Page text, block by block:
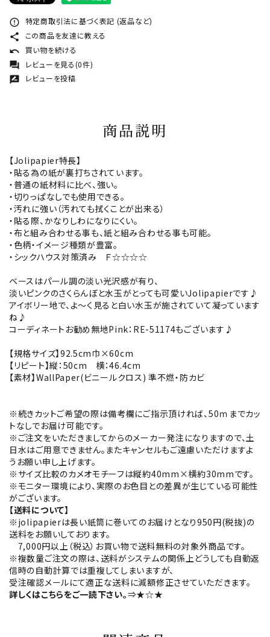
error_outline 特定商取引法に基づく表記 (返品など)
share この商品を友達に教える
undo 買い物を続ける
forum レビューを見る(0件)
rate_review レビューを投稿
商品説明
【Jolipapier特長】
・貼る為の紙が裏打ちされています。
・普通の紙材料に比べ、強い。
・切りっぱなしでも使用できる。
・汚れに強い（汚れても拭くことが出来る）
・貼る際、かなりしわになりにくい。
・布と組み合わせる事も、紙と組み合わせる事も可能。
・色柄・イメージ種類が豊富。
・シックハウス対策済み Ｆ☆☆☆☆
ベースはパール調の淡い光沢感が有り、
淡いピンクのさくらんぼと水玉がとっても可愛いJolipapierです♪
アイボリー地で、よ～く見ると白い水玉が施されていて凝っています
ね♪
コーディネートお勧め無地Pink：RE-51174もございます♪
【規格サイズ】92.5cm巾×60cm
【リピート】縦：50cm 横：46.4cm
【素材】WallPaper(ビニールクロス) 準不燃・防カビ
※続きカットご希望の際は備考欄にご指示頂ければ、50ｍまでカッ
トなしでお届け可能です。
※ご注文をいただきましてからのメーカー発注になりますので、土
日水はご用意できません。またキャンセルもご遠慮いただけますよ
うお願い申し上げます。
※サイズ比較のカメオモチーフは縦約40mm×横約30mmです。
※モニター環境により、実際のお色目との差異が生じている可能性
がございます。
【送料について】
※jolipapierは長い紙筒に巻いてのお届けとなり950円(税抜)の
送料をお願いしております。
7,000円以上（税込）お買い物で送料無料の対象外商品です。
※複数量ご注文の際は、送料がシステムの関係上どうしても自動返
信時の自動計算では重複してしまいますが、
受注確認メールにて適正な送料に減額修正させていただきます。
詳しくはこちらをご一読下さい。⇒★☆★